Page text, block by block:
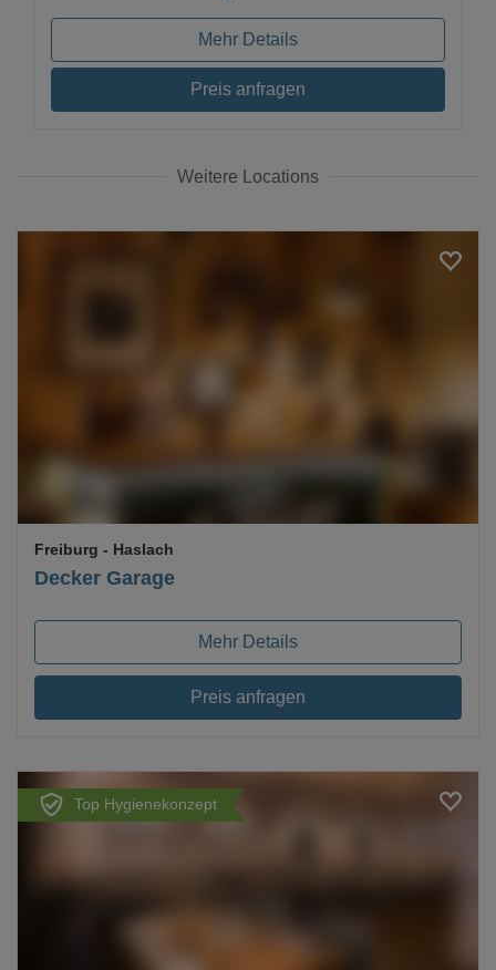
Mehr Details
Preis anfragen
Weitere Locations
Decker Garage
Freiburg - Haslach
Mehr Details
Preis anfragen
Top Hygienekonzept